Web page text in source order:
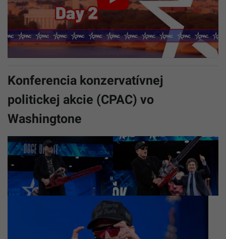
Konferencia konzervatívnej
politickej akcie (CPAC) vo
Washingtone